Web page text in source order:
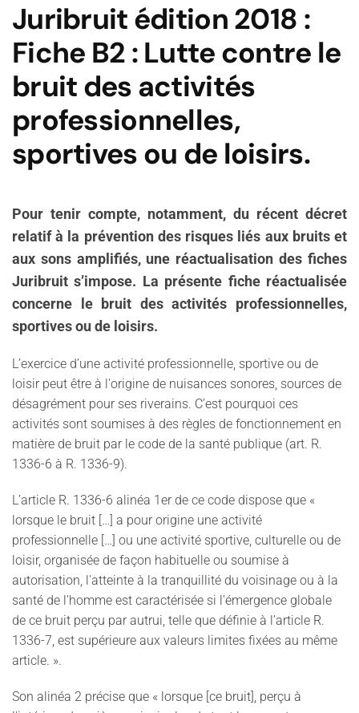
Juribruit édition 2018 :
Fiche B2 : Lutte contre le
bruit des activités
professionnelles,
sportives ou de loisirs.
Pour tenir compte, notamment, du récent décret
relatif à la prévention des risques liés aux bruits et
aux sons amplifiés, une réactualisation des fiches
Juribruit s’impose. La présente fiche réactualisée
concerne le bruit des activités professionnelles,
sportives ou de loisirs.
L’exercice d’une activité professionnelle, sportive ou de
loisir peut être à l'origine de nuisances sonores, sources de
désagrément pour ses riverains. C’est pourquoi ces
activités sont soumises à des règles de fonctionnement en
matière de bruit par le code de la santé publique (art. R.
1336-6 à R. 1336-9).
L’article R. 1336-6 alinéa 1er de ce code dispose que «
lorsque le bruit […] a pour origine une activité
professionnelle […] ou une activité sportive, culturelle ou de
loisir, organisée de façon habituelle ou soumise à
autorisation, l'atteinte à la tranquillité du voisinage ou à la
santé de l'homme est caractérisée si l'émergence globale
de ce bruit perçu par autrui, telle que définie à l’article R.
1336-7, est supérieure aux valeurs limites fixées au même
article. ».
Son alinéa 2 précise que « lorsque [ce bruit], perçu à